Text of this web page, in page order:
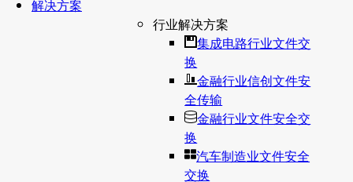
解决方案
行业解决方案
集成电路行业文件交
换
金融行业信创文件安
全传输
金融行业文件安全交
换
汽车制造业文件安全
交换